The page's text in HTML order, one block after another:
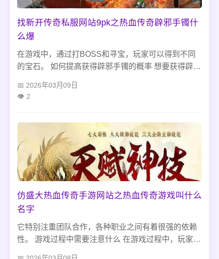
找新开传奇私服网站9pk之热血传奇辟邪手镯什
么爆
在游戏中，通过打BOSS和寻宝，玩家可以得到不同
的宝石。 如何提高获得辟邪手镯的概率 想要获得辟邪
中进行一些操作。一般来说，辟邪手镯需要具有高攻
2026年03月09日
2
仿盛大热血传奇手游网站之热血传奇游戏叫什么
名字
它特别注重团队合作，各种职业之间有着很强的依赖
性。 游戏过程中需要注意什么 在游戏过程中，玩家需